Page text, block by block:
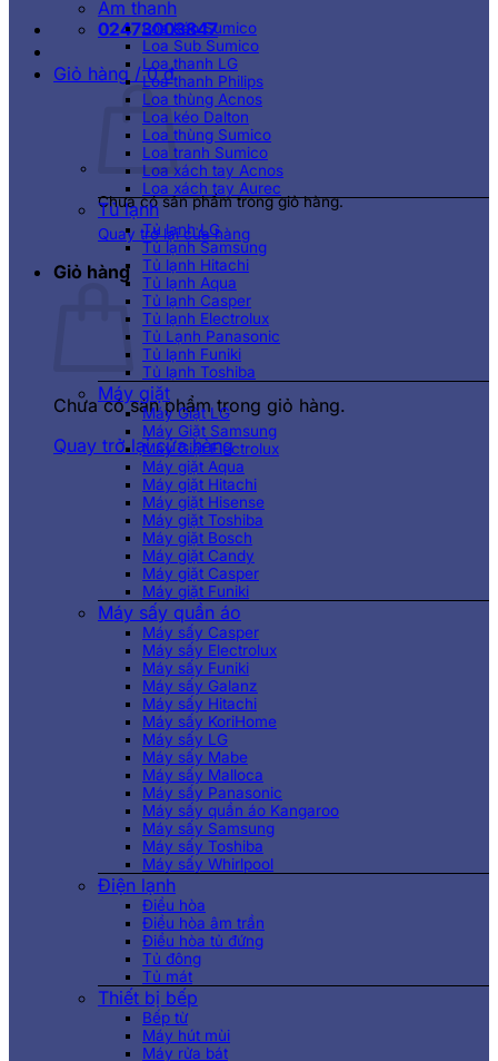
02473003847
Giỏ hàng /0₫
Chưa có sản phẩm trong giỏ hàng.
Quay trở lại cửa hàng
Giỏ hàng
Chưa có sản phẩm trong giỏ hàng.
Quay trở lại cửa hàng
Âm thanh
Loa kéo Sumico
Loa Sub Sumico
Loa thanh LG
Loa thanh Philips
Loa thùng Acnos
Loa kéo Dalton
Loa thùng Sumico
Loa tranh Sumico
Loa xách tay Acnos
Loa xách tay Aurec
Tủ lạnh
Tủ lạnh LG
Tủ lạnh Samsung
Tủ lạnh Hitachi
Tủ lạnh Aqua
Tủ lạnh Casper
Tủ lạnh Electrolux
Tủ Lạnh Panasonic
Tủ lạnh Funiki
Tủ lạnh Toshiba
Máy giặt
Máy Giặt LG
Máy Giặt Samsung
Máy Giặt Electrolux
Máy giặt Aqua
Máy giặt Hitachi
Máy giặt Hisense
Máy giặt Toshiba
Máy giặt Bosch
Máy giặt Candy
Máy giặt Casper
Máy giặt Funiki
Máy sấy quần áo
Máy sấy Casper
Máy sấy Electrolux
Máy sấy Funiki
Máy sấy Galanz
Máy sấy Hitachi
Máy sấy KoriHome
Máy sấy LG
Máy sấy Mabe
Máy sấy Malloca
Máy sấy Panasonic
Máy sấy quần áo Kangaroo
Máy sấy Samsung
Máy sấy Toshiba
Máy sấy Whirlpool
Điện lạnh
Điều hòa
Điều hòa âm trần
Điều hòa tủ đứng
Tủ đông
Tủ mát
Thiết bị bếp
Bếp từ
Máy hút mùi
Máy rửa bát